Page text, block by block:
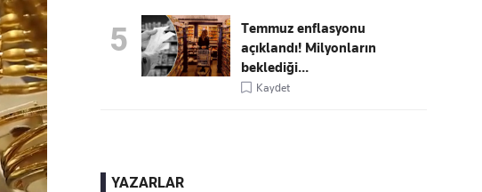
5
Temmuz enflasyonu
açıklandı! Milyonların
beklediği...
Kaydet
YAZARLAR